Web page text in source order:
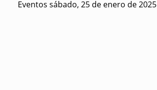
Eventos sábado, 25 de enero de 2025